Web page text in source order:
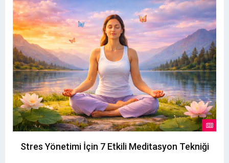
Stres Yönetimi İçin 7 Etkili Meditasyon Tekniği